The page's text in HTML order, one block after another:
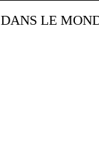
DANS LE